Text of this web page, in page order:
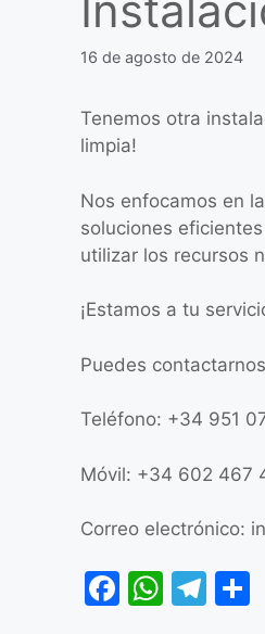
16 de agosto de 2024
Tenemos otra
limpia!
Nos enfocamos en
soluciones
utilizar los recursos
¡Estamos a tu
Puedes
Teléfono: +34 951
Móvil: +34 602 467
Correo electrónico:
F
W T